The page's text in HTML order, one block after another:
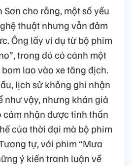
cho rằng, một số yếu
thuật nhưng vẫn đảm
Ông lấy ví dụ từ bộ phim
trong đó có cảnh một
lao vào xe tăng địch.
lịch sử không ghi nhận
như vậy, nhưng khán giả
cảm nhận được tinh thần
của thời đại mà bộ phim
tự, với phim “Mưa
ý kiến tranh luận về